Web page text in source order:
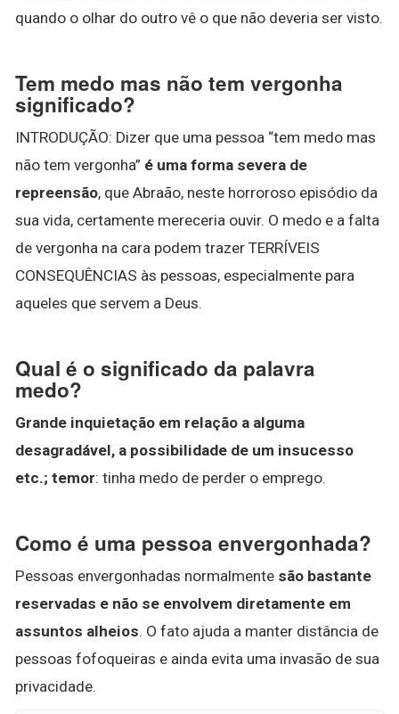
quando o olhar do outro vê o que não deveria ser visto.
Tem medo mas não tem vergonha
significado?
INTRODUÇÃO: Dizer que uma pessoa “tem medo mas
não tem vergonha” é uma forma severa de
repreensão, que Abraão, neste horroroso episódio da
sua vida, certamente mereceria ouvir. O medo e a falta
de vergonha na cara podem trazer TERRÍVEIS
CONSEQUÊNCIAS às pessoas, especialmente para
aqueles que servem a Deus.
Qual é o significado da palavra
medo?
Grande inquietação em relação a alguma
desagradável, a possibilidade de um insucesso
etc.; temor: tinha medo de perder o emprego.
Como é uma pessoa envergonhada?
Pessoas envergonhadas normalmente são bastante
reservadas e não se envolvem diretamente em
assuntos alheios. O fato ajuda a manter distância de
pessoas fofoqueiras e ainda evita uma invasão de sua
privacidade.